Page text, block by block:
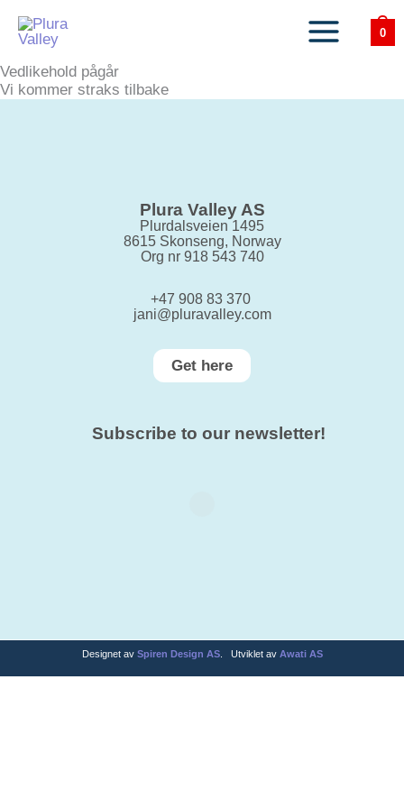
content
0
Vedlikehold pågår
Vi kommer straks tilbake
Plura Valley AS
Plurdalsveien 1495
8615 Skonseng, Norway
Org nr 918 543 740
+47 908 83 370
jani@pluravalley.com
Get here
Subscribe to our newsletter!
Designet av Spiren Design AS. Utviklet av Awati AS